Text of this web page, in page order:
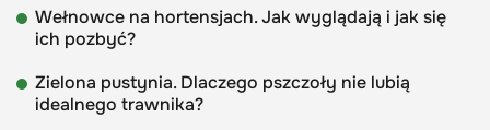
Wełnowce na hortensjach. Jak wyglądają i jak się
ich pozbyć?
Zielona pustynia. Dlaczego pszczoły nie lubią
idealnego trawnika?